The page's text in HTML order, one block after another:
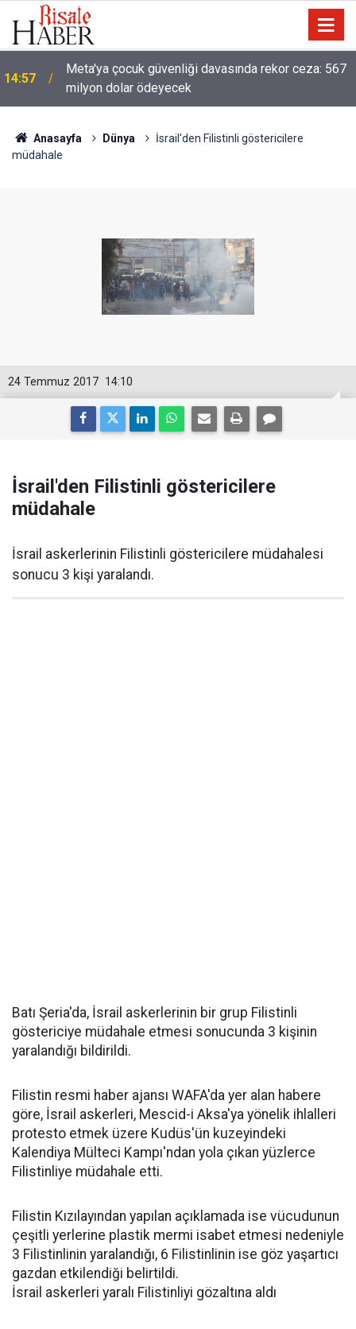
13:40 Çile çekilen yol!
Anasayfa Dünya
İsrail'den Filistinli göstericilere
müdahale
14:10
24 Temmuz 2017
İsrail'den Filistinli göstericilere
müdahale
İsrail askerlerinin Filistinli göstericilere müdahalesi
sonucu 3 kişi yaralandı.
Batı Şeria'da, İsrail askerlerinin bir grup Filistinli
göstericiye müdahale etmesi sonucunda 3 kişinin
yaralandığı bildirildi.
Filistin resmi haber ajansı WAFA'da yer alan habere
göre, İsrail askerleri, Mescid-i Aksa'ya yönelik ihlalleri
protesto etmek üzere Kudüs'ün kuzeyindeki
Kalendiya Mülteci Kampı'ndan yola çıkan yüzlerce
Filistinliye müdahale etti.
Filistin Kızılayından yapılan açıklamada ise vücudunun
çeşitli yerlerine plastik mermi isabet etmesi nedeniyle
3 Filistinlinin yaralandığı, 6 Filistinlinin ise göz yaşartıcı
gazdan etkilendiği belirtildi.
İsrail askerleri yaralı Filistinliyi gözaltına aldı